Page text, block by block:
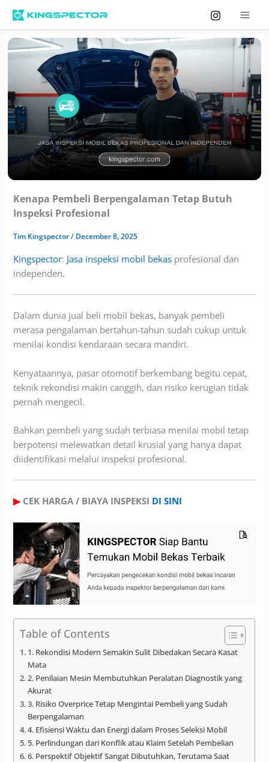
Skip
content
Kenapa Pembeli Berpengalaman Tetap Butuh
Inspeksi Profesional
Tim Kingspector/ December 8, 2025
Kingspector: Jasa inspeksi mobil bekas profesional dan
independen.
Dalam dunia jual beli mobil bekas, banyak pembeli
merasa pengalaman bertahun-tahun sudah cukup untuk
menilai kondisi kendaraan secara mandiri.
Kenyataannya, pasar otomotif berkembang begitu cepat,
teknik rekondisi makin canggih, dan risiko kerugian tidak
pernah mengecil.
Bahkan pembeli yang sudah terbiasa menilai mobil tetap
berpotensi melewatkan detail krusial yang hanya dapat
diidentifikasi melalui inspeksi profesional.
▶CEK HARGA / BIAYA INSPEKSI DI SINI
Table of Contents
1. Rekondisi Modern Semakin Sulit Dibedakan Secara Kasat
Mata
2. Penilaian Mesin Membutuhkan Peralatan Diagnostik yang
Akurat
3. Risiko Overprice Tetap Mengintai Pembeli yang Sudah
Berpengalaman
4. Efisiensi Waktu dan Energi dalam Proses Seleksi Mobil
5. Perlindungan dari Konflik atau Klaim Setelah Pembelian
6. Perspektif Objektif Sangat Dibutuhkan, Terutama Saat